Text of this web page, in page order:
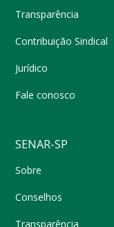
Transparência
Contribuição Sindical
Jurídico
Fale conosco
SENAR-SP
Sobre
Conselhos
Transparência